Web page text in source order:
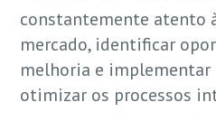
constantemente atento
mercado, identificar
melhoria e implementar
otimizar os processos